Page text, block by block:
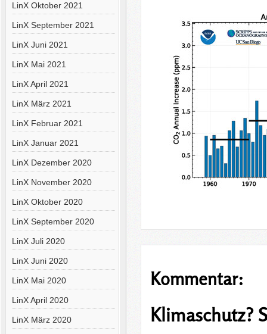
LinX Oktober 2021
LinX September 2021
LinX Juni 2021
LinX Mai 2021
LinX April 2021
LinX März 2021
LinX Februar 2021
LinX Januar 2021
LinX Dezember 2020
LinX November 2020
LinX Oktober 2020
LinX September 2020
LinX Juli 2020
LinX Juni 2020
LinX Mai 2020
LinX April 2020
LinX März 2020
Kommentar:
Klimaschutz?